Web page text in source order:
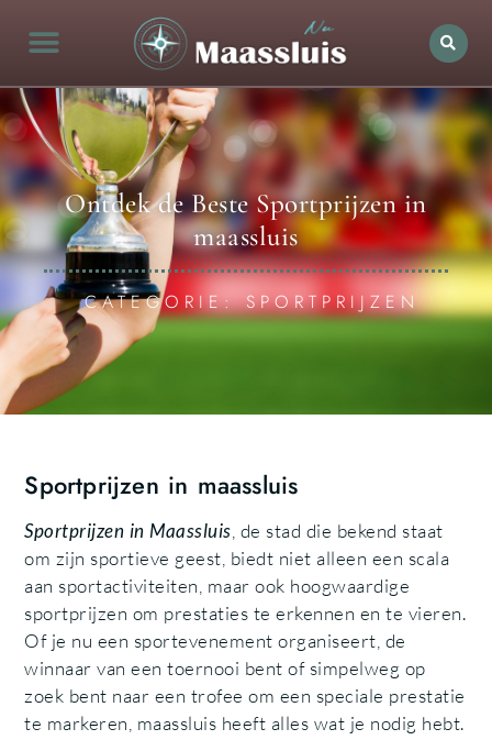
Ontdek de Beste Sportprijzen in
maassluis
CATEGORIE: SPORTPRIJZEN
Sportprijzen in maassluis
Sportprijzen in Maassluis , de stad die bekend staat
om zijn sportieve geest, biedt niet alleen een scala
aan sportactiviteiten, maar ook hoogwaardige
sportprijzen om prestaties te erkennen en te vieren.
Of je nu een sportevenement organiseert, de
winnaar van een toernooi bent of simpelweg op
zoek bent naar een trofee om een speciale prestatie
te markeren, maassluis heeft alles wat je nodig hebt.